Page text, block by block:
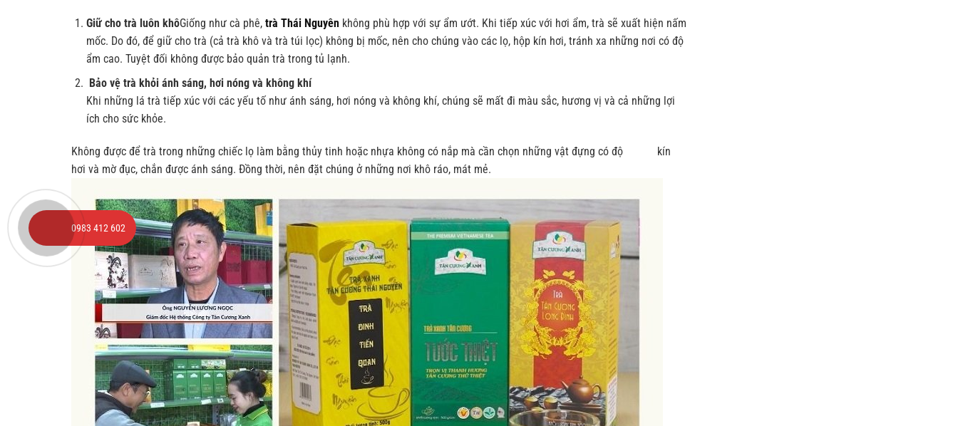
Giữ cho trà luôn khôGiống như cà phê, trà Thái Nguyên không phù hợp với sự ẩm ướt. Khi tiếp xúc với hơi ẩm, trà sẽ xuất hiện nấm
mốc. Do đó, để giữ cho trà (cả trà khô và trà túi lọc) không bị mốc, nên cho chúng vào các lọ, hộp kín hơi, tránh xa những nơi có độ
ẩm cao. Tuyệt đối không được bảo quản trà trong tủ lạnh.
Bảo vệ trà khỏi ánh sáng, hơi nóng và không khí
Khi những lá trà tiếp xúc với các yếu tố như ánh sáng, hơi nóng và không khí, chúng sẽ mất đi màu sắc, hương vị và cả những lợi
ích cho sức khỏe.
Không được để trà trong những chiếc lọ làm bằng thủy tinh hoặc nhựa không có nắp mà cần chọn những vật đựng có độ kín
hơi và mờ đục, chắn được ánh sáng. Đồng thời, nên đặt chúng ở những nơi khô ráo, mát mẻ.
0983 412 602